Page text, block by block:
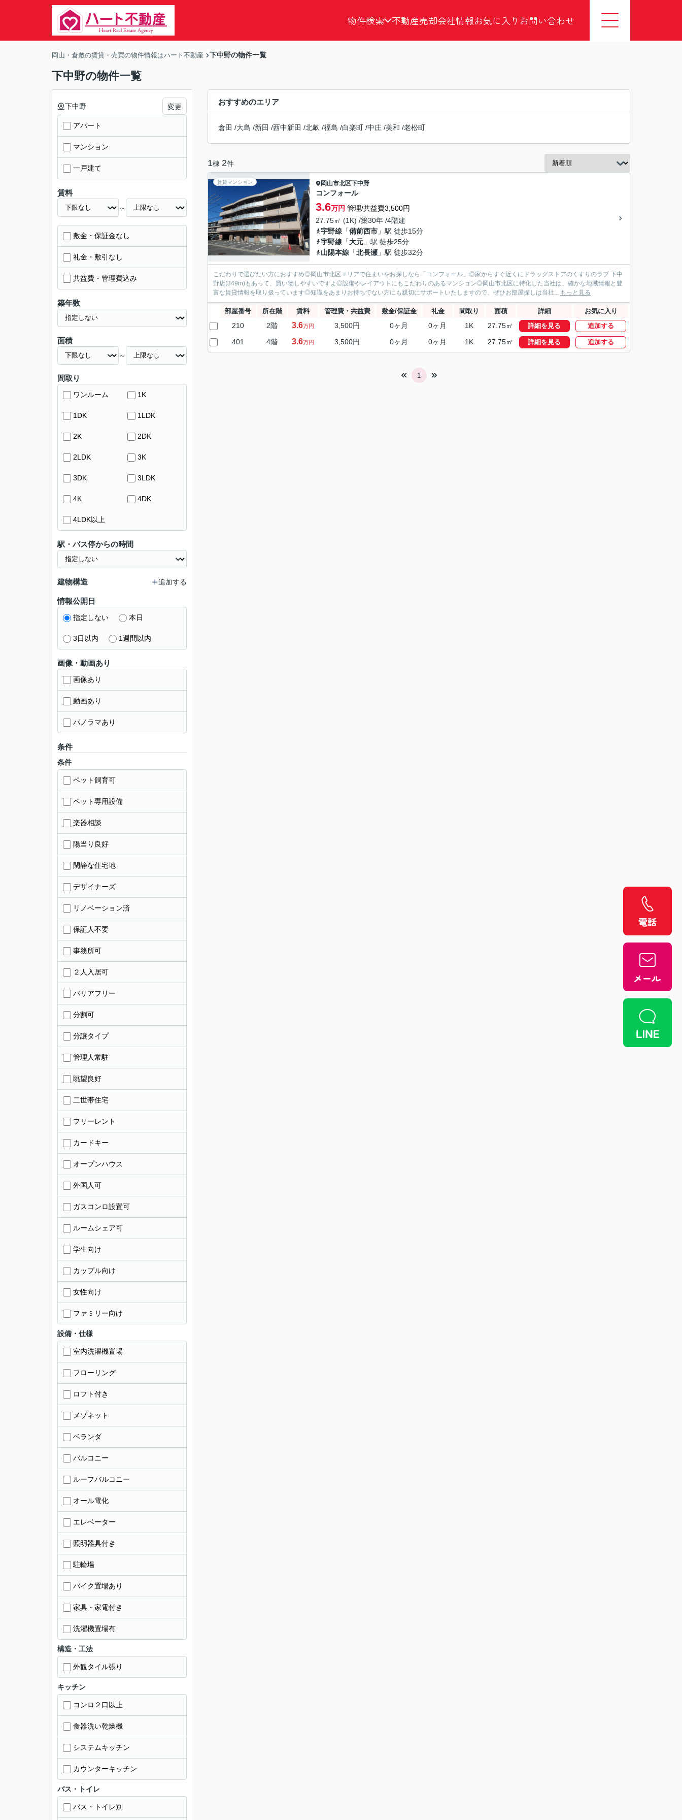
物件検索 不動産売却会社情報お気に入り お問い合わせ
岡山・倉敷の賃貸・売買の物件情報はハート不動産 下中野の物件一覧
下中野の物件一覧
おすすめのエリア
倉田 /大島 /新田 /西中新田 /北畝 /福島 /白楽町 /中庄 /美和 /老松町
1棟 2件
賃貸マンション 岡山市北区下中野
コンフォール
3.6万円 管理/共益費3,500円
27.75㎡ (1K) /築30年 /4階建
宇野線 「備前西市 」駅 徒歩15分
宇野線 「大元 」駅 徒歩25分
山陽本線 「北長瀬 」駅 徒歩32分
こだわりで選びたい方におすすめ◎岡山市北区エリアで住まいをお探しなら「コンフォール」◎家からすぐ近くにドラッグストアのくすりのラブ 下中
野店(349m)もあって、買い物しやすいですよ◎設備やレイアウトにもこだわりのあるマンション◎岡山市北区に特化した当社は、確かな地域情報と豊
富な賃貸情報を取り扱っています◎知識をあまりお持ちでない方にも親切にサポートいたしますので、ぜひお部屋探しは当社... もっと見る
部屋番号 所在階 賃料 管理費・共益費 敷金/保証金 礼金 間取り 面積 詳細 お気に入り
210 2階 3.6万円 3,500円 0ヶ月 0ヶ月 1K 27.75㎡ 詳細を見る 追加する
401 4階 3.6万円 3,500円 0ヶ月 0ヶ月 1K 27.75㎡ 詳細を見る 追加する
1
下中野 変更
アパート
マンション
一戸建て
賃料
～
敷金・保証金なし
礼金・敷引なし
共益費・管理費込み
築年数
面積
～
間取り
ワンルーム 1K
1DK 1LDK
2K 2DK
2LDK 3K
3DK 3LDK
4K 4DK
4LDK以上
駅・バス停からの時間
建物構造 追加する
情報公開日
指定しない 本日
3日以内 1週間以内
画像・動画あり
画像あり
動画あり
パノラマあり
条件
条件
ペット飼育可
ペット専用設備
楽器相談
陽当り良好
閑静な住宅地
デザイナーズ
リノベーション済
保証人不要
事務所可
２人入居可
バリアフリー
分割可
分譲タイプ
管理人常駐
眺望良好
二世帯住宅
フリーレント
カードキー
オープンハウス
外国人可
ガスコンロ設置可
ルームシェア可
学生向け
カップル向け
女性向け
ファミリー向け
設備・仕様
室内洗濯機置場
フローリング
ロフト付き
メゾネット
ベランダ
バルコニー
ルーフバルコニー
オール電化
エレベーター
照明器具付き
駐輪場
バイク置場あり
家具・家電付き
洗濯機置場有
構造・工法
外観タイル張り
キッチン
コンロ２口以上
食器洗い乾燥機
システムキッチン
カウンターキッチン
バス・トイレ
バス・トイレ別